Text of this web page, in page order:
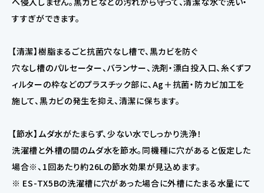
すすぎができます。
【清潔】樹脂まるごと抗菌穴なし槽で、黒カビを防ぐ
穴なし槽のパルセーター、バランサー、洗剤・漂白投入口、糸くずフ
ィルターの枠などのプラスチック部に、Ag＋抗菌・防カビ加工を
施して、黒カビの発生を抑え、清潔に保ちます。
【節水】ムダ水がたまらず、少ない水でしっかり洗浄！
洗濯槽と外槽の間のムダ水を節水。同機種に穴があると仮定した
場合※、1回あたり約26Lの節水効果が見込めます。
※ ES-TX5Bの洗濯槽に穴があった場合に外槽にたまる水量にて